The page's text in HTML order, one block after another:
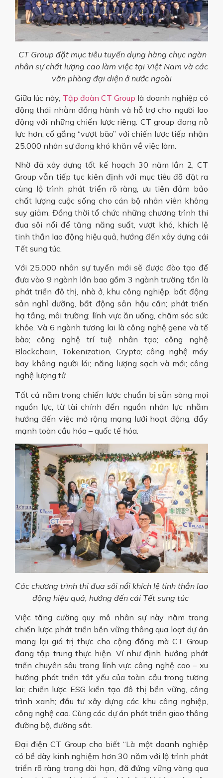
CT Group đặt mục tiêu tuyển dụng hàng chục ngàn
nhân sự chất lượng cao làm việc tại Việt Nam và các
văn phòng đại diện ở nước ngoài
Giữa lúc này, Tập đoàn CT Group là doanh nghiệp có
động thái nhằm đồng hành và hỗ trợ cho người lao
động với những chiến lược riêng. CT group đang nỗ
lực hơn, cố gắng “vượt bão” với chiến lược tiếp nhận
25.000 nhân sự đang khó khăn về việc làm.
Nhờ đã xây dựng tốt kế hoạch 30 năm lần 2, CT
Group vẫn tiếp tục kiên định với mục tiêu đã đặt ra
cùng lộ trình phát triển rõ ràng, ưu tiên đảm bảo
chất lượng cuộc sống cho cán bộ nhân viên không
suy giảm. Đồng thời tổ chức những chương trình thi
đua sôi nổi để tăng năng suất, vượt khó, khích lệ
tinh thần lao động hiệu quả, hướng đến xây dựng cái
Tết sung túc.
Với 25.000 nhân sự tuyển mới sẽ được đào tạo để
đưa vào 9 ngành lớn bao gồm 3 ngành trường tồn là
phát triển đô thị, nhà ở, khu công nghiệp, bất động
sản nghỉ dưỡng, bất động sản hậu cần; phát triển
hạ tầng, môi trường; lĩnh vực ăn uống, chăm sóc sức
khỏe. Và 6 ngành tương lai là công nghệ gene và tế
bào; công nghệ trí tuệ nhân tạo; công nghệ
Blockchain, Tokenization, Crypto; công nghệ máy
bay không người lái; năng lượng sạch và mới; công
nghệ lượng tử.
Tất cả nằm trong chiến lược chuẩn bị sẵn sàng mọi
nguồn lực, từ tài chính đến nguồn nhân lực nhằm
hướng đến việc mở rộng mạng lưới hoạt động, đẩy
mạnh toàn cầu hóa – quốc tế hóa.
Các chương trình thi đua sôi nổi khích lệ tinh thần lao
động hiệu quả, hướng đến cái Tết sung túc
Việc tăng cường quy mô nhân sự này nằm trong
chiến lược phát triển bền vững thông qua loạt dự án
mang lại giá trị thực cho cộng đồng mà CT Group
đang tập trung thực hiện. Ví như định hướng phát
triển chuyên sâu trong lĩnh vực công nghệ cao – xu
hướng phát triển tất yếu của toàn cầu trong tương
lai; chiến lược ESG kiến tạo đô thị bền vững, công
trình xanh; đầu tư xây dựng các khu công nghiệp,
công nghệ cao. Cùng các dự án phát triển giao thông
đường bộ, đường sắt.
Đại điện CT Group cho biết “Là một doanh nghiệp
có bề dày kinh nghiệm hơn 30 năm với lộ trình phát
triển rõ ràng trong dài hạn, đã đứng vững vàng qua